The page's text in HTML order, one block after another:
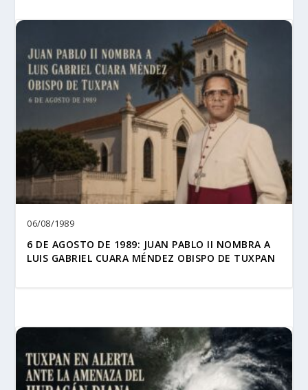
06/08/1989
6 DE AGOSTO DE 1989: JUAN PABLO II NOMBRA A
LUIS GABRIEL CUARA MÉNDEZ OBISPO DE TUXPAN